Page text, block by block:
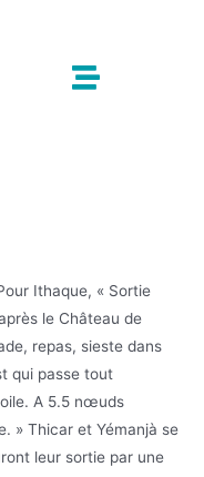
Ithaque, « Sortie
le Château de
repas, sieste dans
qui passe tout
A 5.5 nœuds
» Thicar et Yémanjà se
leur sortie par une